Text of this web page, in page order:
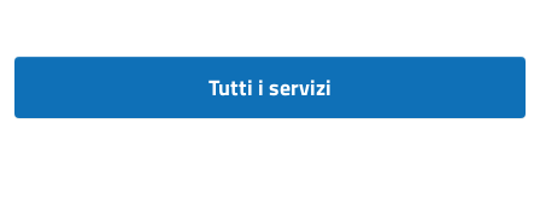
Tutti i servizi